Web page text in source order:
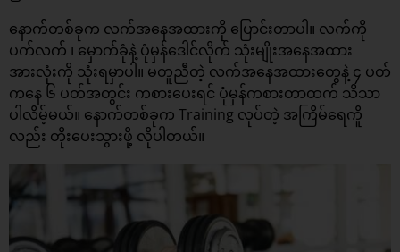
နောက်တစ်ခုက လက်အနေအထားကို ပြောင်းတာပါ။ လက်ကို
ပက်လက် ၊ မှောက်ခုံနဲ့ ပုံမှန်ဒေါင်လိုက် သုံးမျိုးအနေအထား
အားလုံးကို သုံးရမှာပါ။ မတူညီတဲ့ လက်အနေအထားတွေနဲ့ ၄ ပတ်
ကနေ ၆ ပတ်အတွင်း ကစားပေးရင် ပုံမှန်ကစားတာထက် သိသာ
ပါလိမ့်မယ်။ နောက်တစ်ခုက Training လုပ်တဲ့ အကြိမ်ရေကိူ
လည်း တိုးပေးသွားဖို့ လိုပါတယ်။